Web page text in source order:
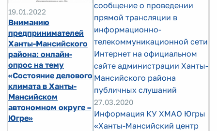
19.01.2022
Вниманию
предпринимателей
Ханты-Мансийского
района: онлайн-
опрос на тему
«Состояние делового
климата в Ханты-
Мансийском
автономном округе –
Югре»
сообщение о проведении
прямой трансляции в
информационно-
телекоммуникационной сети
Интернет на официальном
сайте администрации Ханты-
Мансийского района
публичных слушаний
27.03.2020
Информация КУ ХМАО Югры
«Ханты-Мансийский центр